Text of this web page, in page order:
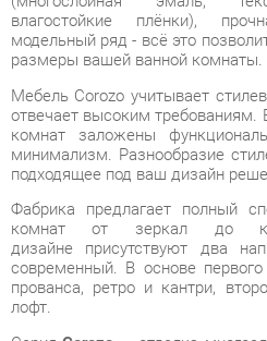
Мебель Corozo учитывает
отвечает высоким требованиям.
комнат заложены
подходящее под ваш дизайн
Фабрика предлагает полный
комнат от зеркал до
дизайне присутствуют два
современный. В основе первого
прованса, ретро и кантри,
лофт.
Серия Corozo— отделка
и текстурированным ламинатом.
для создания стиля и
комнаты.